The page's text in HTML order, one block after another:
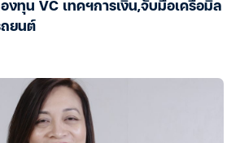
งทุน VC เทคฯการเงิน,จับมือเครือมิล
ถยนต์